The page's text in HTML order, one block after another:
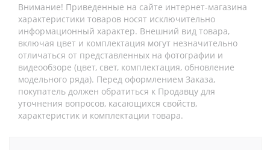
Внимание! Приведенные на сайте интернет-магазина
характеристики товаров носят исключительно
информационный характер. Внешний вид товара,
включая цвет и комплектация могут незначительно
отличаться от представленных на фотографии и
видеообзоре (цвет, свет, комплектация, обновление
модельного ряда). Перед оформлением Заказа,
покупатель должен обратиться к Продавцу для
уточнения вопросов, касающихся свойств,
характеристик и комплектации товара.